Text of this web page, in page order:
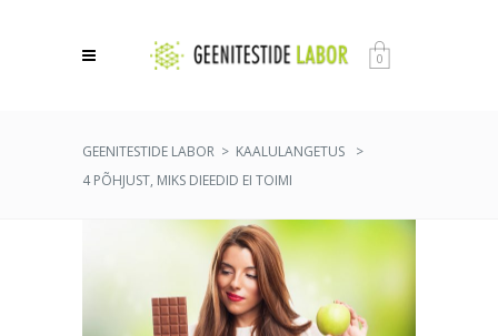
0
GEENITESTIDE LABOR > KAALULANGETUS
>
4 PÕHJUST, MIKS DIEEDID EI TOIMI